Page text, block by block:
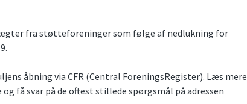
fra støtteforeninger som følge af nedlukning for
åbning via CFR (Central ForeningsRegister). Læs mere
få svar på de oftest stillede spørgsmål på adressen